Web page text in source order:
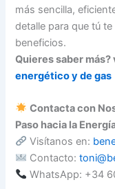
más sencilla,
detalle para que tú
beneficios.
Quieres saber
energético y de gas
Contacta con
Paso hacia la
Visítanos en:
Contacto:
WhatsApp: +34